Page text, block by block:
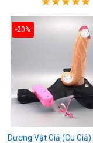
-20%
Dương Vật Giả (Cu